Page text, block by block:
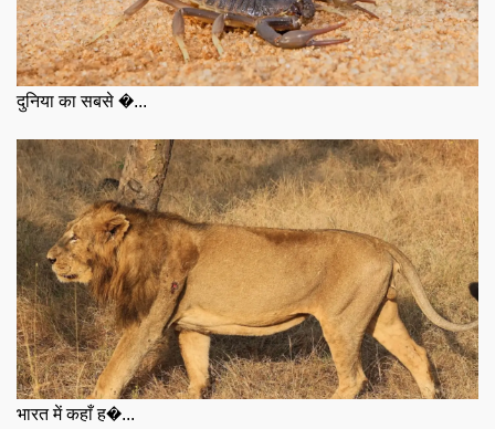
दुनिया का सबसे �...
भारत में कहाँ ह�...